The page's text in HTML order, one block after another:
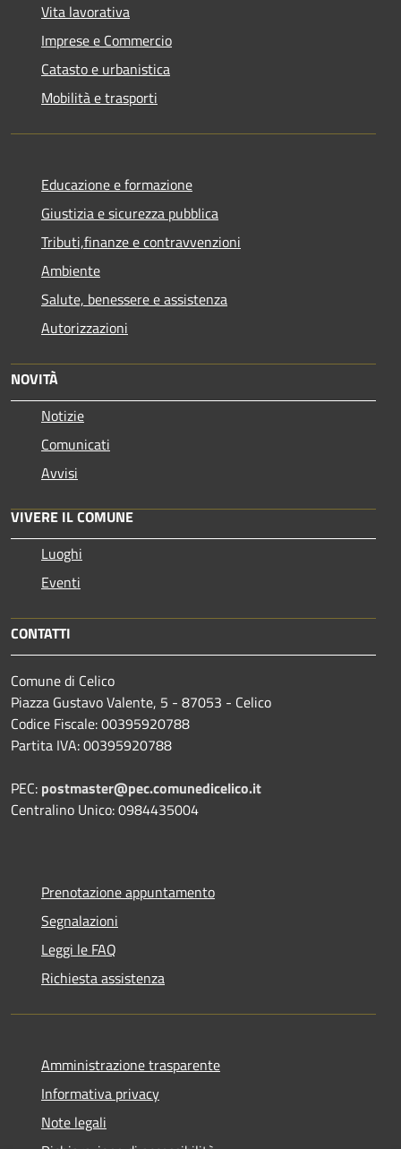
Vita lavorativa
Imprese e Commercio
Catasto e urbanistica
Mobilità e trasporti
Educazione e formazione
Giustizia e sicurezza pubblica
Tributi,finanze e contravvenzioni
Ambiente
Salute, benessere e assistenza
Autorizzazioni
NOVITÀ
Notizie
Comunicati
Avvisi
VIVERE IL COMUNE
Luoghi
Eventi
CONTATTI
Comune di Celico
Piazza Gustavo Valente, 5 - 87053 - Celico
Codice Fiscale: 00395920788
Partita IVA: 00395920788
PEC: postmaster@pec.comunedicelico.it
Centralino Unico: 0984435004
Prenotazione appuntamento
Segnalazioni
Leggi le FAQ
Richiesta assistenza
Amministrazione trasparente
Informativa privacy
Note legali